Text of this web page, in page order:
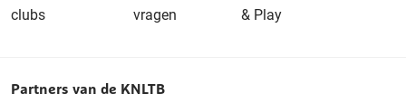
clubs
vragen
& Play
Partners van de KNLTB